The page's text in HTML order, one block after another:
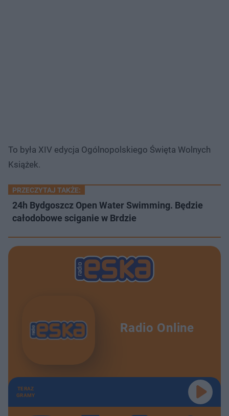
To była XIV edycja Ogólnopolskiego Święta Wolnych
Książek.
PRZECZYTAJ TAKŻE:
24h Bydgoszcz Open Water Swimming. Będzie
całodobowe sciganie w Brdzie
Radio Online
TERAZ
GRAMY